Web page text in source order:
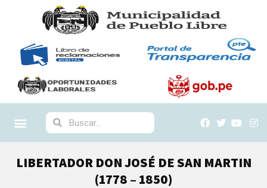
LIBERTADOR DON JOSÉ DE SAN MARTIN
(1778 – 1850)